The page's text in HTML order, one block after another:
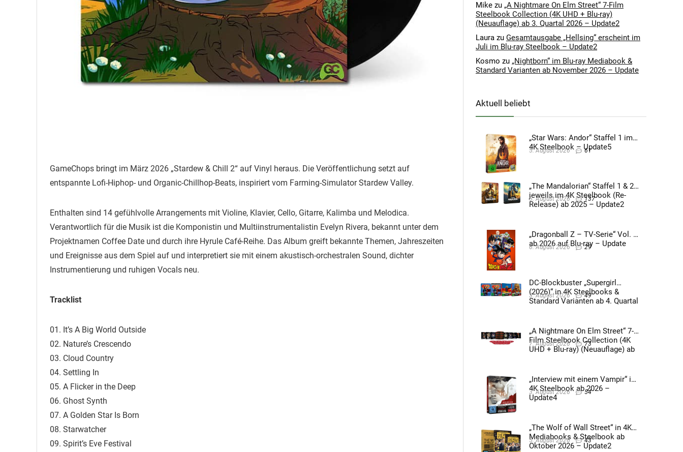
GameChops bringt im März 2026 „Stardew & Chill 2“ auf Vinyl heraus. Die Veröffentlichung setzt auf
entspannte Lofi-Hiphop- und Organic-Chillhop-Beats, inspiriert vom Farming-Simulator Stardew Valley.
Enthalten sind 14 gefühlvolle Arrangements mit Violine, Klavier, Cello, Gitarre, Kalimba und Melodica.
Verantwortlich für die Musik ist die Komponistin und Multiinstrumentalistin Evelyn Rivera, bekannt unter dem
Projektnamen Coffee Date und durch ihre Hyrule Café-Reihe. Das Album greift bekannte Themen, Jahreszeiten
und Ereignisse aus dem Spiel auf und interpretiert sie mit einem akustisch-orchestralen Sound, dichter
Instrumentierung und ruhigen Vocals neu.
Tracklist
01. It’s A Big World Outside
02. Nature’s Crescendo
03. Cloud Country
04. Settling In
05. A Flicker in the Deep
06. Ghost Synth
07. A Golden Star Is Born
08. Starwatcher
09. Spirit’s Eve Festival
Mike zu „A Nightmare On Elm Street“ 7-Film
Steelbook Collection (4K UHD + Blu-ray)
(Neuauflage) ab 3. Quartal 2026 – Update2
Laura zu Gesamtausgabe „Hellsing“ erscheint im
Juli im Blu-ray Steelbook – Update2
Kosmo zu „Nightborn“ im Blu-ray Mediabook &
Standard Varianten ab November 2026 – Update
Aktuell beliebt
„Star Wars: Andor“ Staffel 1 im
4K Steelbook – Update5
5. August 2026 61
„The Mandalorian“ Staffel 1 & 2
jeweils im 4K Steelbook (Re-
Release) ab 2025 – Update2
5. August 2026 137
„Dragonball Z – TV-Serie“ Vol. 4
ab 2026 auf Blu-ray – Update
6. August 2026 29
DC-Blockbuster „Supergirl
(2026)“ in 4K Steelbooks &
Standard Varianten ab 4. Quartal
3. August 2026 49
„A Nightmare On Elm Street“ 7-
Film Steelbook Collection (4K
UHD + Blu-ray) (Neuauflage) ab
7. August 2026 73
„Interview mit einem Vampir“ im
4K Steelbook ab 2026 –
Update4
3. August 2026 54
„The Wolf of Wall Street“ in 4K
Mediabooks & Steelbook ab
Oktober 2026 – Update2
5. August 2026 43